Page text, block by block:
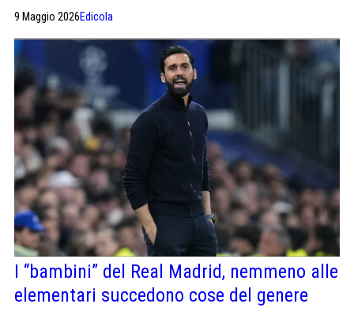
Aveva guidato l’Inter a uno storico Triplete, coronato
dall’eliminazione del Barcellona in semifinale di
Champions League. Aveva detto: 'Io sono José, coi miei
pregi e coi miei difetti'." Oggi Florentino ha bisogno della
sua autorità
9 Maggio 2026Edicola
I “bambini” del Real Madrid, nemmeno alle
elementari succedono cose del genere